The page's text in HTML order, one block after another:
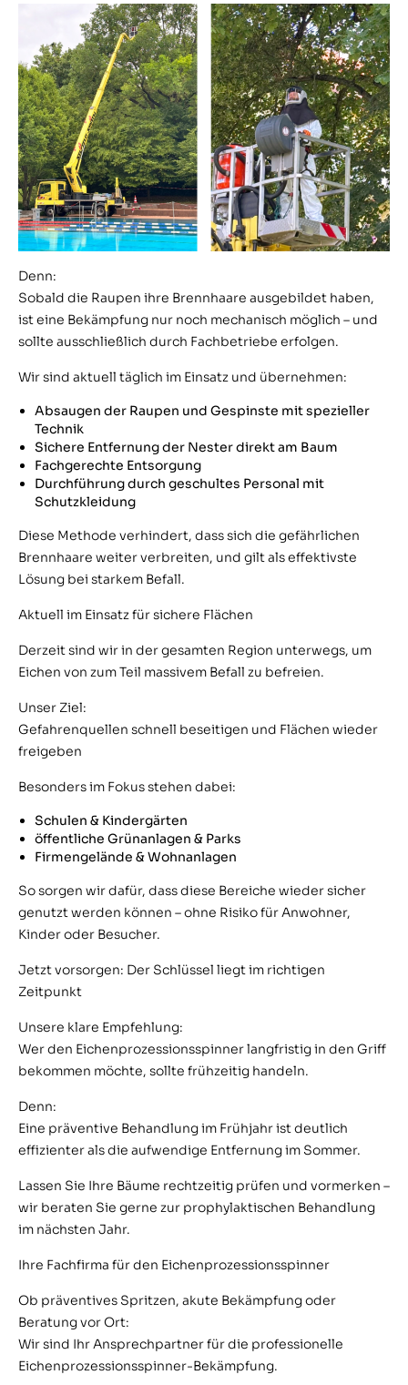
Denn:
Sobald die Raupen ihre Brennhaare ausgebildet haben,
ist eine Bekämpfung nur noch mechanisch möglich – und
sollte ausschließlich durch Fachbetriebe erfolgen.
Wir sind aktuell täglich im Einsatz und übernehmen:
Absaugen der Raupen und Gespinste mit spezieller
Technik
Sichere Entfernung der Nester direkt am Baum
Fachgerechte Entsorgung
Durchführung durch geschultes Personal mit
Schutzkleidung
Diese Methode verhindert, dass sich die gefährlichen
Brennhaare weiter verbreiten, und gilt als effektivste
Lösung bei starkem Befall.
Aktuell im Einsatz für sichere Flächen
Derzeit sind wir in der gesamten Region unterwegs, um
Eichen von zum Teil massivem Befall zu befreien.
Unser Ziel:
Gefahrenquellen schnell beseitigen und Flächen wieder
freigeben
Besonders im Fokus stehen dabei:
Schulen & Kindergärten
öffentliche Grünanlagen & Parks
Firmengelände & Wohnanlagen
So sorgen wir dafür, dass diese Bereiche wieder sicher
genutzt werden können – ohne Risiko für Anwohner,
Kinder oder Besucher.
Jetzt vorsorgen: Der Schlüssel liegt im richtigen
Zeitpunkt
Unsere klare Empfehlung:
Wer den Eichenprozessionsspinner langfristig in den Griff
bekommen möchte, sollte frühzeitig handeln.
Denn:
Eine präventive Behandlung im Frühjahr ist deutlich
effizienter als die aufwendige Entfernung im Sommer.
Lassen Sie Ihre Bäume rechtzeitig prüfen und vormerken –
wir beraten Sie gerne zur prophylaktischen Behandlung
im nächsten Jahr.
Ihre Fachfirma für den Eichenprozessionsspinner
Ob präventives Spritzen, akute Bekämpfung oder
Beratung vor Ort:
Wir sind Ihr Ansprechpartner für die professionelle
Eichenprozessionsspinner-Bekämpfung.